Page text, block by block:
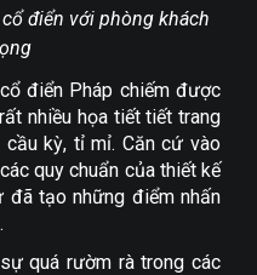
điển với phòng khách
điển Pháp chiếm được
nhiều họa tiết tiết trang
kỳ, tỉ mỉ. Căn cứ vào
quy chuẩn của thiết kế
đã tạo những điểm nhấn
quá rườm rà trong các